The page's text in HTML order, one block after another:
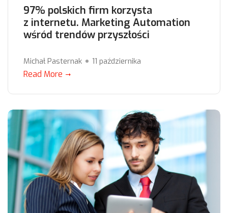
97% polskich firm korzysta
z internetu. Marketing Automation
wśród trendów przyszłości
Michał Pasternak 11 października
Read More